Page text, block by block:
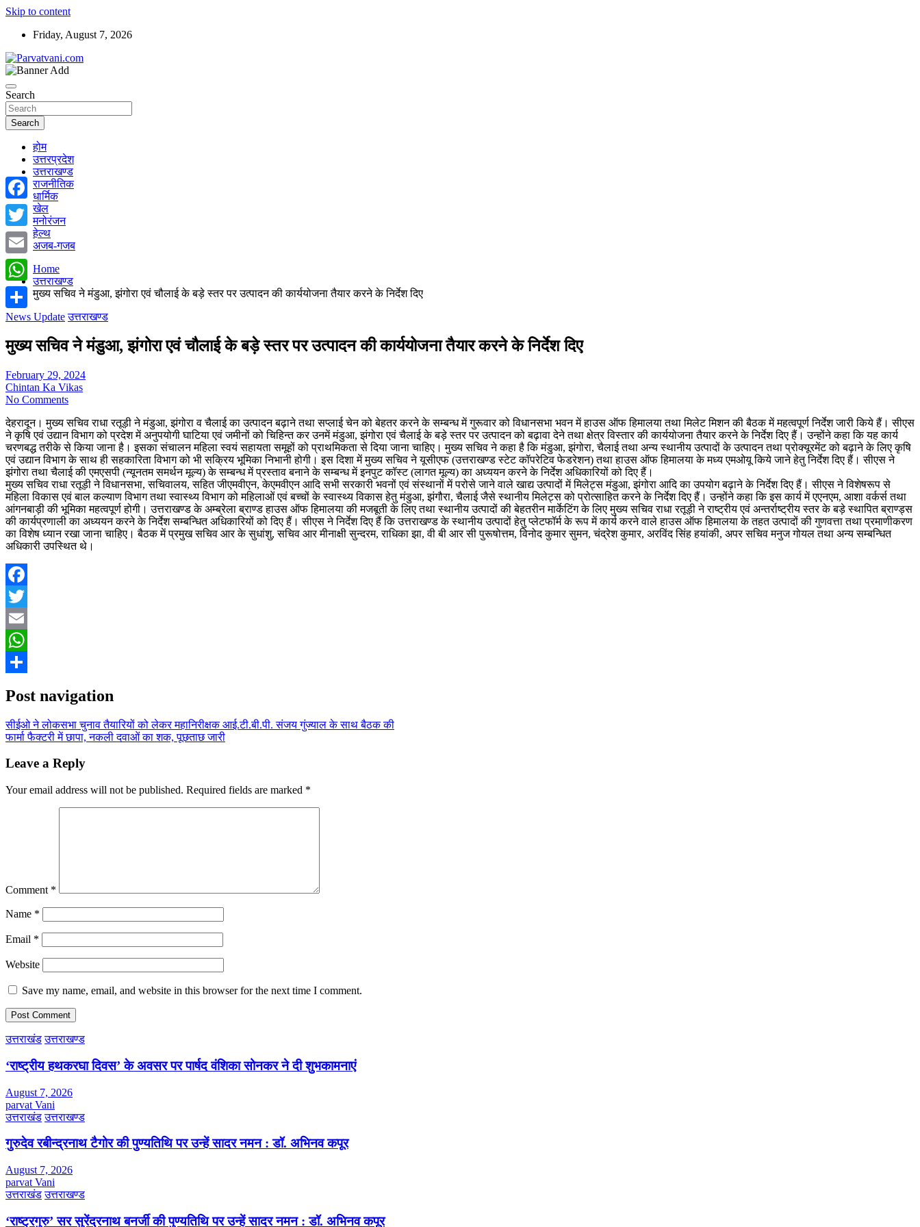
Skip to content
Friday, August 7, 2026
Parvatvani.com
Search
Search
होम
उत्तरप्रदेश
उत्तराखण्ड
राजनीतिक
धार्मिक
खेल
मनोरंजन
हेल्थ
अजब-गजब
Home
उत्तराखण्ड
मुख्य सचिव ने मंडुआ, झंगोरा एवं चौलाई के बड़े स्तर पर उत्पादन की कार्ययोजना तैयार करने के निर्देश दिए
News Update उत्तराखण्ड
मुख्य सचिव ने मंडुआ, झंगोरा एवं चौलाई के बड़े स्तर पर उत्पादन की कार्ययोजना तैयार करने के निर्देश दिए
February 29, 2024
Chintan Ka Vikas
No Comments
देहरादून। मुख्य सचिव राधा रतूड़ी ने मंडुआ, झंगोरा व चैलाई का उत्पादन बढ़ाने तथा सप्लाई चेन को बेहतर करने के सम्बन्ध में गुरूवार को विधानसभा भवन में हाउस ऑफ हिमालया तथा मिलेट मिशन की बैठक में महत्वपूर्ण निर्देश जारी किये हैं। सीएस
ने कृषि एवं उद्यान विभाग को प्रदेश में अनुपयोगी घाटिया एवं जमीनों को चिहिन्त कर उनमें मंडुआ, झंगोरा एवं चैलाई के बड़े स्तर पर उत्पादन को बढ़ावा देने तथा क्षेत्र विस्तार की कार्ययोजना तैयार करने के निर्देश दिए हैं। उन्होंने कहा कि यह कार्य
चरणबद्ध तरीके से किया जाना है। इसका संचालन महिला स्वयं सहायता समूहों को प्राथमिकता से दिया जाना चाहिए। मुख्य सचिव ने कहा है कि मंडुआ, झंगोरा, चैलाई तथा अन्य स्थानीय उत्पादों के उत्पादन तथा प्रोक्यूरमेंट को बढ़ाने के लिए कृषि
एवं उद्यान विभाग के साथ ही सहकारिता विभाग को भी सक्रिय भूमिका निभानी होगी। इस दिशा में मुख्य सचिव ने यूसीएफ (उत्तराखण्ड स्टेट कॉपरेटिव फेडरेशन) तथा हाउस ऑफ हिमालया के मध्य एमओयू किये जाने हेतु निर्देश दिए हैं। सीएस ने
झंगोरा तथा चैलाई की एमएसपी (न्यूनतम समर्थन मूल्य) के सम्बन्ध में प्रस्ताव बनाने के सम्बन्ध में इनपुट कॉस्ट (लागत मूल्य) का अध्ययन करने के निर्देश अधिकारियों को दिए हैं।
मुख्य सचिव राधा रतूड़ी ने विधानसभा, सचिवालय, सहित जीएमवीएन, केएमवीएन आदि सभी सरकारी भवनों एवं संस्थानों में परोसे जाने वाले खाद्य उत्पादों में मिलेट्स मंडुआ, झंगोरा आदि का उपयोग बढ़ाने के निर्देश दिए हैं। सीएस ने विशेषरूप से
महिला विकास एवं बाल कल्याण विभाग तथा स्वास्थ्य विभाग को महिलाओं एवं बच्चों के स्वास्थ्य विकास हेतु मंडुआ, झंगौरा, चैलाई जैसे स्थानीय मिलेट्स को प्रोत्साहित करने के निर्देश दिए हैं। उन्होंने कहा कि इस कार्य में एएनएम, आशा वर्कर्स तथा
आंगनबाड़ी की भूमिका महत्वपूर्ण होगी। उत्तराखण्ड के अम्ब्रेला ब्राण्ड हाउस ऑफ हिमालया की मजबूती के लिए तथा स्थानीय उत्पादों की बेहतरीन मार्केटिंग के लिए मुख्य सचिव राधा रतूड़ी ने राष्ट्रीय एवं अन्तर्राष्ट्रीय स्तर के बड़े स्थापित ब्राण्ड्स
की कार्यप्रणाली का अध्ययन करने के निर्देश सम्बन्धित अधिकारियों को दिए हैं। सीएस ने निर्देश दिए हैं कि उत्तराखण्ड के स्थानीय उत्पादों हेतु प्लेटफॉर्म के रूप में कार्य करने वाले हाउस ऑफ हिमालया के तहत उत्पादों की गुणवत्ता तथा प्रमाणीकरण
का विशेष ध्यान रखा जाना चाहिए। बैठक में प्रमुख सचिव आर के सुधांशु, सचिव आर मीनाक्षी सुन्दरम, राधिका झा, वी बी आर सी पुरूषोत्तम, विनोद कुमार सुमन, चंद्रेश कुमार, अरविंद सिंह हयांकी, अपर सचिव मनुज गोयल तथा अन्य सम्बन्धित
अधिकारी उपस्थित थे।
Facebook
Twitter
Email
WhatsApp
Post navigation
सीईओ ने लोकसभा चुनाव तैयारियों को लेकर महानिरीक्षक आई.टी.बी.पी. संजय गुंज्याल के साथ बैठक की
फार्मा फैक्टरी में छापा, नकली दवाओं का शक, पूछताछ जारी
Leave a Reply
Your email address will not be published. Required fields are marked *
Comment *
Name *
Email *
Website
Save my name, email, and website in this browser for the next time I comment.
उत्तराखंड उत्तराखण्ड
‘राष्ट्रीय हथकरघा दिवस’ के अवसर पर पार्षद वंशिका सोनकर ने दी शुभकामनाएं
August 7, 2026
parvat Vani
उत्तराखंड उत्तराखण्ड
गुरुदेव रबीन्द्रनाथ टैगोर की पुण्यतिथि पर उन्हें सादर नमन : डॉ. अभिनव कपूर
August 7, 2026
parvat Vani
उत्तराखंड उत्तराखण्ड
‘राष्ट्रगुरु’ सर सुरेंद्रनाथ बनर्जी की पुण्यतिथि पर उन्हें सादर नमन : डॉ. अभिनव कपूर
Facebook
Twitter
Email
WhatsApp
Share